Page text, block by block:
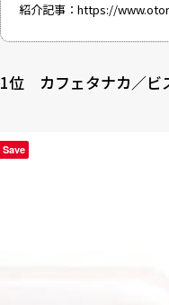
紹介記事： https://
1位 カフェタナカ／ビ
Save